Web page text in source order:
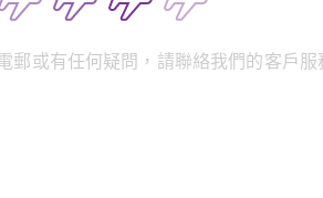
郵或有任何疑問，請聯絡我們的客戶服